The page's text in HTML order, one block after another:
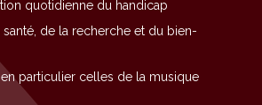
quotidienne du handicap
santé, de la recherche et du bien-
particulier celles de la musique